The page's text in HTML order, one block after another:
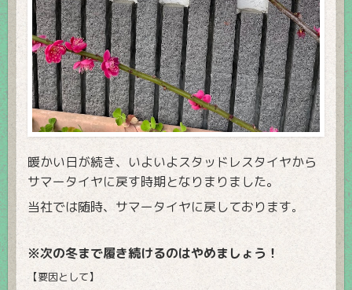
暖かい日が続き、いよいよスタッドレスタイヤから
サマータイヤに戻す時期となりまりました。
当社では随時、サマータイヤに戻しております。
※次の冬まで履き続けるのはやめましょう！
【要因として】